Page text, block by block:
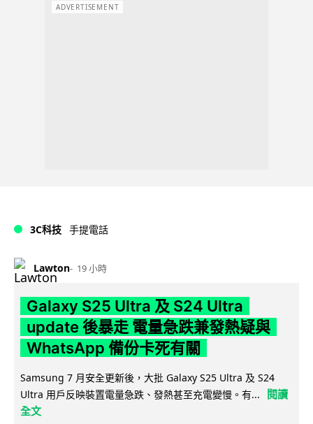
ADVERTISEMENT
3C科技 手提電話
Lawton 19 小時
Galaxy S25 Ultra 及 S24 Ultra
update 後暴走 電量急跌兼發熱疑與
WhatsApp 備份卡死有關
Samsung 7 月安全更新後，大批 Galaxy S25 Ultra 及 S24
Ultra 用戶反映裝置電量急跌、發熱甚至充電變慢。有...
閱讀
全文